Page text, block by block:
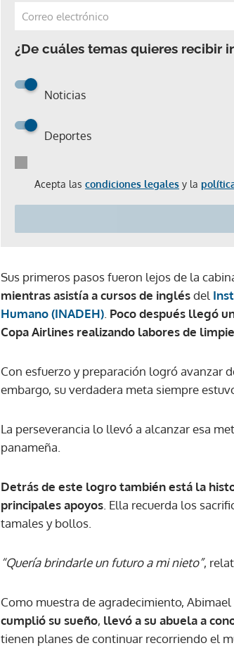
¿De cuáles temas quieres recibir
Noticias
Deportes
Acepta las condiciones legales y la
Sus primeros pasos fueron lejos de la
mientras asistía a cursos de inglésdel
Humano (INADEH) Poco después llegó
Copa Airlines realizando labores de
Con esfuerzo y preparación logró avanzar
embargo, su verdadera meta siempre
La perseverancia lo llevó a alcanzar esa
panameña.
Detrás de este logro también está la
principales apoyos . Ella recuerda los
tamales y bollos.
“Quería brindarle un futuro a mi nieto”,
Como muestra de agradecimiento,
cumplió su sueño, llevó a su abuela a
tienen planes de continuar recorriendo el